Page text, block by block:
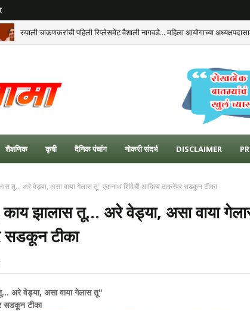
रुपाली चाकणकरांची पहिली रिप्लेसमेंट वैशाली नागवडे... महिला आयोगाच्या
शैक्षणिक कृषी दैनिक पंचांग नोकरी संदर्भ DISCLAIMER
तू... अरे वेड्या, असा वाया गेलास तू" एकनाथ शिंदेची आदित्य ठाकरेंवर सडकून टीका
झालास तू... अरे वेड्या, असा वाया
सडकून टीका
अरे वेड्या, असा वाया गेलास तू"
सडकून टीका